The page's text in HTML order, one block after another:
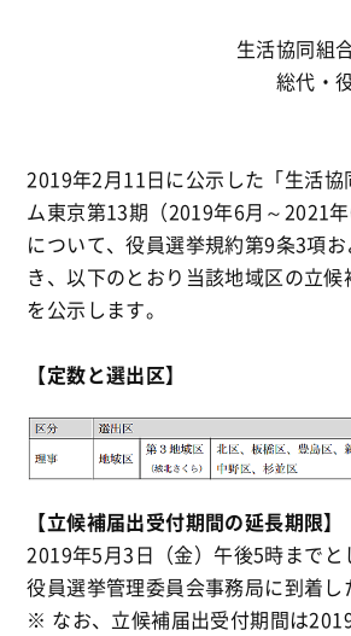
生活協同組
総代・
2019年2月11日に公示した「生活協
ム東京第13期（2019年6月～2021年
について、役員選挙規約第9条3項
き、以下のとおり当該地域区の立
を公示します。
【定数と選出区】
【立候補届出受付期間の延長期限】
2019年5月3日（金）午後5時までと
役員選挙管理委員会事務局に到着し
※ なお、立候補届出受付期間は